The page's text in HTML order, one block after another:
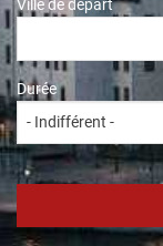
Ville de départ
Durée